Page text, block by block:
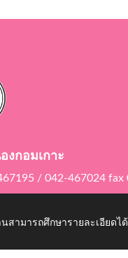
งกอมเกาะ
/ 042-467024 fax
ามารถศึกษารายละเอียดไ